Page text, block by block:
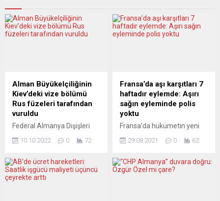
Alman Büyükelçiliğinin
Kiev’deki vize bölümü
Rus füzeleri tarafından
vuruldu
Federal Almanya Dışişleri
başkenti Kiev’deki Alman
bölümünün de bulunduğu
binaya Rus füzelerinin
10.10.2022 0 72
Fransa’da aşı karşıtları 7
haftadır eylemde: Aşırı
sağın eyleminde polis
yoktu
Fransa’da hükümetin yeni
mücadele amacıyla getirdiği
ruhsatı uygulaması
karşıtları, ülke genelinde bir
29.08.2021 0 62